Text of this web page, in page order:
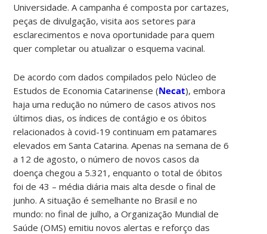
Universidade. A campanha é composta por cartazes,
peças de divulgação, visita aos setores para
esclarecimentos e nova oportunidade para quem
quer completar ou atualizar o esquema vacinal.
De acordo com dados compilados pelo Núcleo de
Estudos de Economia Catarinense (Necat), embora
haja uma redução no número de casos ativos nos
últimos dias, os índices de contágio e os óbitos
relacionados à covid-19 continuam em patamares
elevados em Santa Catarina. Apenas na semana de 6
a 12 de agosto, o número de novos casos da
doença chegou a 5.321, enquanto o total de óbitos
foi de 43 – média diária mais alta desde o final de
junho. A situação é semelhante no Brasil e no
mundo: no final de julho, a Organização Mundial de
Saúde (OMS) emitiu novos alertas e reforço das